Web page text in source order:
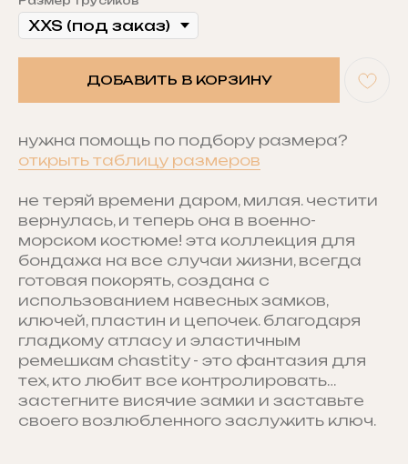
ДОБАВИТЬ В КОРЗИНУ
нужна помощь по подбору размера?
открыть таблицу размеров
не теряй времени даром, милая. честити
вернулась, и теперь она в военно-
морском костюме! эта коллекция для
бондажа на все случаи жизни, всегда
готовая покорять, создана с
использованием навесных замков,
ключей, пластин и цепочек. благодаря
гладкому атласу и эластичным
ремешкам chastity - это фантазия для
тех, кто любит все контролировать…
застегните висячие замки и заставьте
своего возлюбленного заслужить ключ.